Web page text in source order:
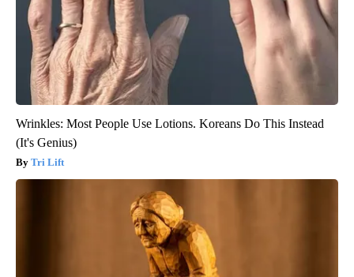
Wrinkles: Most People Use Lotions. Koreans Do This Instead
(It's Genius)
Tri Lift